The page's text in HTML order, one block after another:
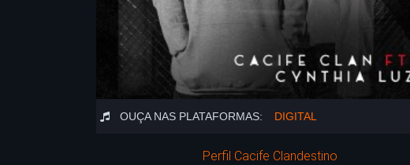
OUÇA NAS PLATAFORMAS: DIGITAL
Perfil Cacife Clandestino